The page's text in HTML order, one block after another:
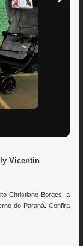
Vicentin
Christiano Borges, a
do Paraná. Confira